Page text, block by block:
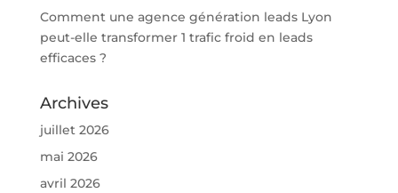
Comment une agence génération leads Lyon
peut-elle transformer 1 trafic froid en leads
efficaces ?
Archives
juillet 2026
mai 2026
avril 2026